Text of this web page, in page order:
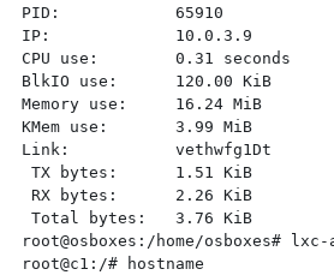
PID:            65910
IP:             10.0.3.9
CPU use:        0.31 seconds
BlkIO use:      120.00 KiB
Memory use:     16.24 MiB
KMem use:       3.99 MiB
Link:           vethwfg1Dt
TX bytes:      1.51 KiB
RX bytes:      2.26 KiB
Total bytes:   3.76 KiB
root@osboxes:/home/osboxes#
root@c1:/# hostname